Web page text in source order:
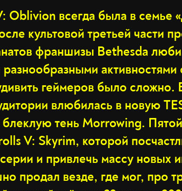
Oblivion всегда была в семье
культовой третьей части
франшизы Bethesda
геймеров было
влюбилась в новую
блеклую тень Morrowing.
V: Skyrim, которой
и привлечь массу новых
продал везде, где мог, про